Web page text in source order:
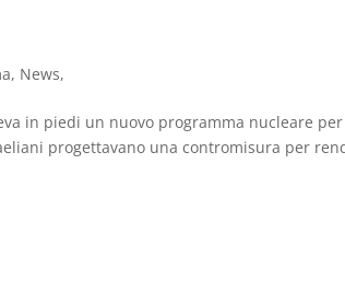
, News,
in piedi un nuovo programma nucleare
progettavano una contromisura per